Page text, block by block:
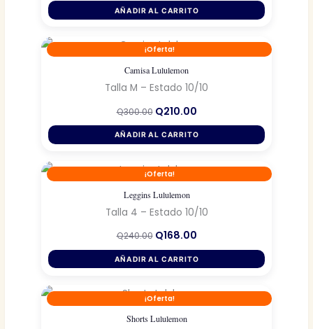
original
era:
actual
es:
AÑADIR AL CARRITO
¡Oferta!
Camisa Lululemon
Talla M – Estado 10/10
Q300.00 El
original
era:
Q210.00El
actual
es:
AÑADIR AL CARRITO
¡Oferta!
Leggins Lululemon
Talla 4 – Estado 10/10
Q240.00 El
original
era:
Q168.00El
actual
es:
AÑADIR AL CARRITO
¡Oferta!
Shorts Lululemon